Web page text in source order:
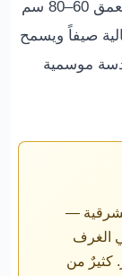
بروز أفقي بعمق 60–80 سم
صيفاً ويسمح
موسمية
—
الغرف
كثيرٌ من